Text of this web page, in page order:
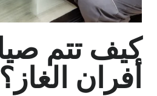
كيف تتم
أفران الغاز؟